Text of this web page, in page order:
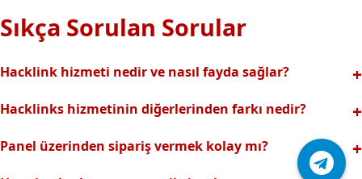
Sıkça Sorulan Sorular
Hacklink hizmeti nedir ve nasıl fayda sağlar?
backlinklerle sitenizin arama motorlarındaki
sıralamalarınız hızlıca yükselir.
Hacklinks hizmetinin diğerlerinden farkı nedir?
riski olmadan, en kaliteli ve etkili backlinkler sunuyoruz.
Profesyonel ekibimizle hızlı destek sağlanır.Ayrıca Daha
Panel üzerinden sipariş vermek kolay mı?
Hacklinks paneli kullanıcı dostu arayüzüyle kolayca sipariş